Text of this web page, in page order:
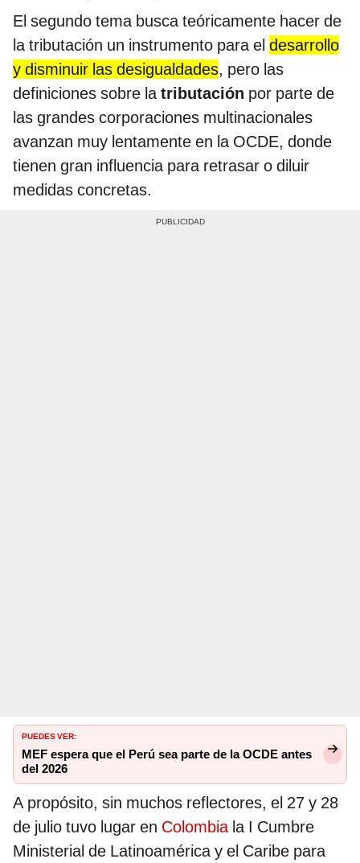
El segundo tema busca teóricamente hacer de
la tributación un instrumento para el desarrollo
y disminuir las desigualdades, pero las
definiciones sobre latributación por parte de
las grandes corporaciones multinacionales
avanzan muy lentamente en la OCDE, donde
tienen gran influencia para retrasar o diluir
medidas concretas.
PUEDES VER:
MEF espera que el Perú sea parte de la OCDE antes
del 2026
A propósito, sin muchos reflectores, el 27 y 28
de julio tuvo lugar en Colombiala I Cumbre
Ministerial de Latinoamérica y el Caribe para